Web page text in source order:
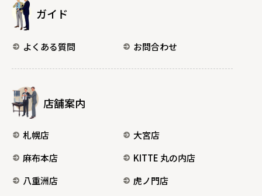
ガイド
よくある質問 お問合わせ
店舗案内
札幌店
大宮店
麻布本店
KITTE 丸の内店
八重洲店
虎ノ門店